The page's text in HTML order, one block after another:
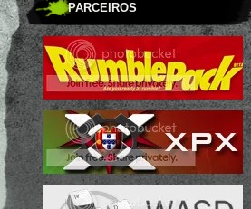
PARCEIROS